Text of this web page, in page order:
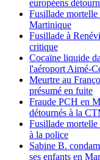
européens
Fusillade mortelle
Martinique
Fusillade à
critique
Cocaïne liquide
l'aéroport Aimé-
Meurtre au
présumé en fuite
Fraude PCH en
détournés à la
Fusillade mortelle
à la police
Sabine B.
ses enfants en